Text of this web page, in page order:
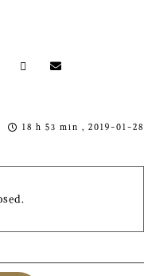
18 h 53 min , 2019-01-28